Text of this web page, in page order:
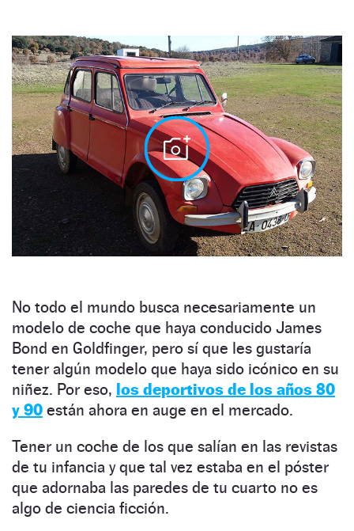
No todo el mundo busca necesariamente un
modelo de coche que haya conducido James
Bond en Goldfinger, pero sí que les gustaría
tener algún modelo que haya sido icónico en su
niñez. Por eso, los deportivos de los años 80
y 90 están ahora en auge en el mercado.
Tener un coche de los que salían en las revistas
de tu infancia y que tal vez estaba en el póster
que adornaba las paredes de tu cuarto no es
algo de ciencia ficción.